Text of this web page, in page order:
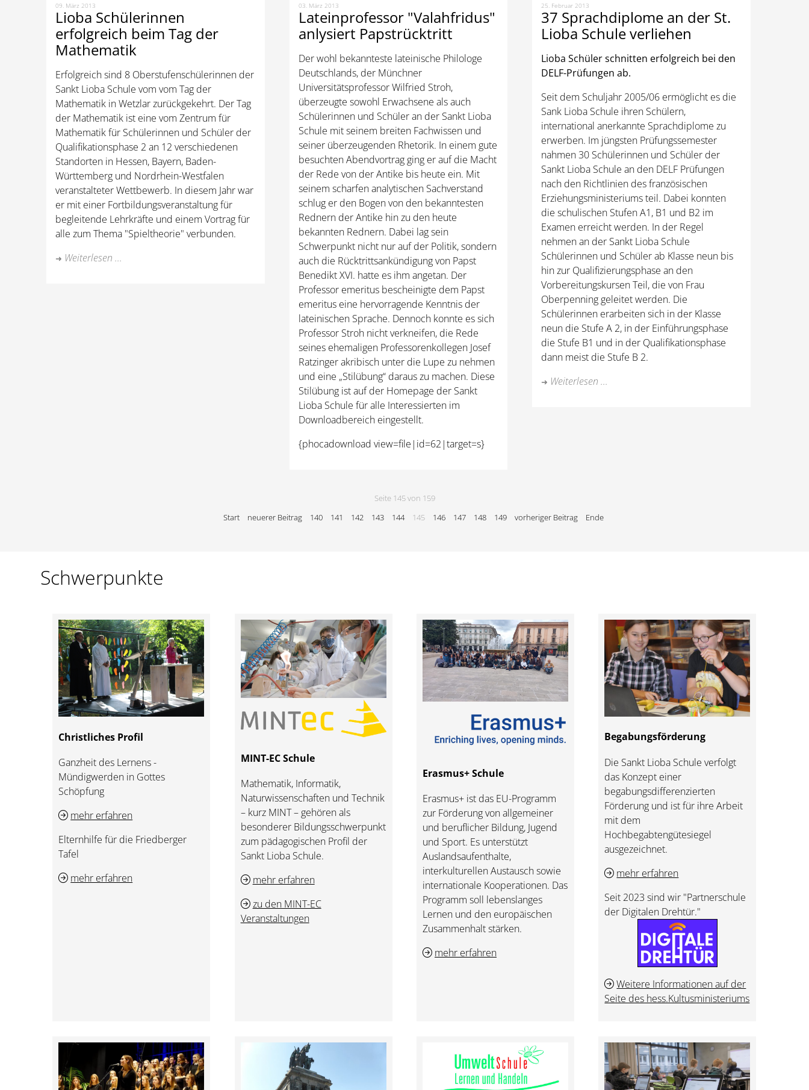
09. März 2013
Lioba Schülerinnen
erfolgreich beim Tag der
Mathematik
Erfolgreich sind 8 Oberstufenschülerinnen der
Sankt Lioba Schule vom vom Tag der
Mathematik in Wetzlar zurückgekehrt. Der Tag
der Mathematik ist eine vom Zentrum für
Mathematik für Schülerinnen und Schüler der
Qualifikationsphase 2 an 12 verschiedenen
Standorten in Hessen, Bayern, Baden-
Württemberg und Nordrhein-Westfalen
veranstalteter Wettbewerb. In diesem Jahr war
er mit einer Fortbildungsveranstaltung für
begleitende Lehrkräfte und einem Vortrag für
alle zum Thema "Spieltheorie" verbunden.
Weiterlesen ...
03. März 2013
Lateinprofessor "Valahfridus"
anlysiert Papstrücktritt
Der wohl bekannteste lateinische Philologe
Deutschlands, der Münchner
Universitätsprofessor Wilfried Stroh,
überzeugte sowohl Erwachsene als auch
Schülerinnen und Schüler an der Sankt Lioba
Schule mit seinem breiten Fachwissen und
seiner überzeugenden Rhetorik. In einem gute
besuchten Abendvortrag ging er auf die Macht
der Rede von der Antike bis heute ein. Mit
seinem scharfen analytischen Sachverstand
schlug er den Bogen von den bekanntesten
Rednern der Antike hin zu den heute
bekannten Rednern. Dabei lag sein
Schwerpunkt nicht nur auf der Politik, sondern
auch die Rücktrittsankündigung von Papst
Benedikt XVI. hatte es ihm angetan. Der
Professor emeritus bescheinigte dem Papst
emeritus eine hervorragende Kenntnis der
lateinischen Sprache. Dennoch konnte es sich
Professor Stroh nicht verkneifen, die Rede
seines ehemaligen Professorenkollegen Josef
Ratzinger akribisch unter die Lupe zu nehmen
und eine „Stilübung“ daraus zu machen. Diese
Stilübung ist auf der Homepage der Sankt
Lioba Schule für alle Interessierten im
Downloadbereich eingestellt.
{phocadownload view=file|id=62|target=s}
25. Februar 2013
37 Sprachdiplome an der St.
Lioba Schule verliehen
Lioba Schüler schnitten erfolgreich bei den
DELF-Prüfungen ab.
Seit dem Schuljahr 2005/06 ermöglicht es die
Sank Lioba Schule ihren Schülern,
international anerkannte Sprachdiplome zu
erwerben. Im jüngsten Prüfungssemester
nahmen 30 Schülerinnen und Schüler der
Sankt Lioba Schule an den DELF Prüfungen
nach den Richtlinien des französischen
Erziehungsministeriums teil. Dabei konnten
die schulischen Stufen A1, B1 und B2 im
Examen erreicht werden. In der Regel
nehmen an der Sankt Lioba Schule
Schülerinnen und Schüler ab Klasse neun bis
hin zur Qualifizierungsphase an den
Vorbereitungskursen Teil, die von Frau
Oberpenning geleitet werden. Die
Schülerinnen erarbeiten sich in der Klasse
neun die Stufe A 2, in der Einführungsphase
die Stufe B1 und in der Qualifikationsphase
dann meist die Stufe B 2.
Weiterlesen ...
Seite 145 von 159
Start
neuerer Beitrag 140 141 142 143 144 145 146 147 148 149 vorheriger Beitrag Ende
Schwerpunkte
Christliches Profil
Ganzheit des Lernens -
Mündigwerden in Gottes
Schöpfung
mehr erfahren
Elternhilfe für die Friedberger
Tafel
mehr erfahren
MINT-EC Schule
Mathematik, Informatik,
Naturwissenschaften und Technik
– kurz MINT – gehören als
besonderer Bildungsschwerpunkt
zum pädagogischen Profil der
Sankt Lioba Schule.
mehr erfahren
zu den MINT-EC
Veranstaltungen
Erasmus+ Schule
Erasmus+ ist das EU-Programm
zur Förderung von allgemeiner
und beruflicher Bildung, Jugend
und Sport. Es unterstützt
Auslandsaufenthalte,
interkulturellen Austausch sowie
internationale Kooperationen. Das
Programm soll lebenslanges
Lernen und den europäischen
Zusammenhalt stärken.
mehr erfahren
Begabungsförderung
Die Sankt Lioba Schule verfolgt
das Konzept einer
begabungsdifferenzierten
Förderung und ist für ihre Arbeit
mit dem
Hochbegabtengütesiegel
ausgezeichnet.
mehr erfahren
Seit 2023 sind wir "Partnerschule
der Digitalen Drehtür."
Weitere Informationen auf der
Seite des hess.Kultusministeriums